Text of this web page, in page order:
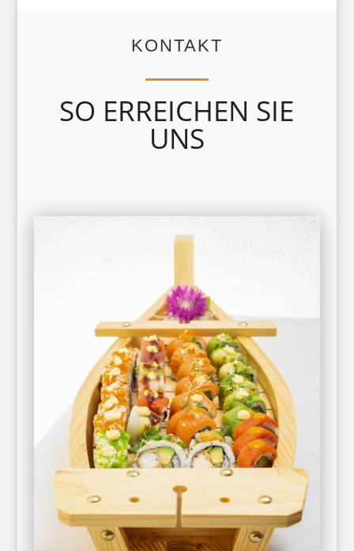
KONTAKT
SO ERREICHEN SIE
UNS